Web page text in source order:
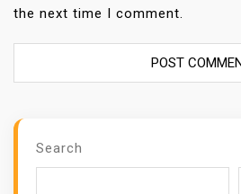
the next time I comment.
Search